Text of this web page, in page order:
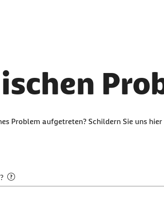
Problem aufgetreten? Schildern Sie uns